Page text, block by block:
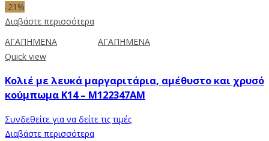
-21%
Διαβάστε περισσότερα
ΑΓΑΠΗΜΕΝΑ
ΑΓΑΠΗΜΕΝΑ
Quick view
Κολιέ με λευκά μαργαριτάρια, αμέθυστο και χρυσό
κούμπωμα Κ14 – M122347AM
Συνδεθείτε για να δείτε τις τιμές
Διαβάστε περισσότερα